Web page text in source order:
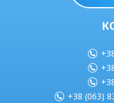
+38 (063)